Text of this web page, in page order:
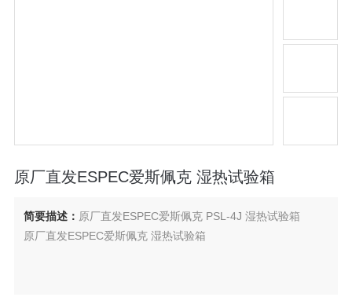
原厂直发ESPEC爱斯佩克 湿热试验箱
简要描述： 原厂直发ESPEC爱斯佩克 PSL-4J 湿热试验箱
原厂直发ESPEC爱斯佩克 湿热试验箱